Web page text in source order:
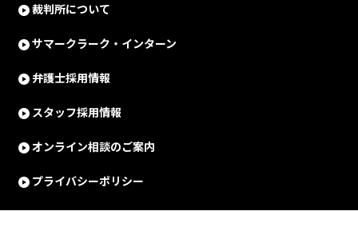
裁判所について
サマークラーク・インターン
弁護士採用情報
スタッフ採用情報
オンライン相談のご案内
プライバシーポリシー